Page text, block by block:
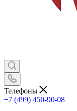
Телефоны
+7 (499) 450-90-08